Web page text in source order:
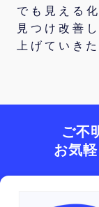
でも見える
見つけ改善
上げていき
ご不
お気